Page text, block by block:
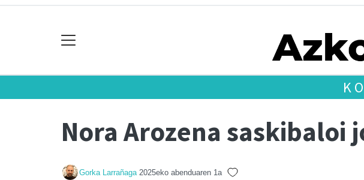
Nora Arozena
Gorka Larrañaga 2025eko abenduaren 1a